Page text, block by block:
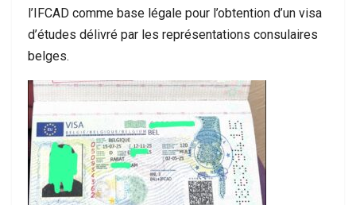
l’IFCAD comme base légale pour l’obtention d’un visa
d’études délivré par les représentations consulaires
belges.